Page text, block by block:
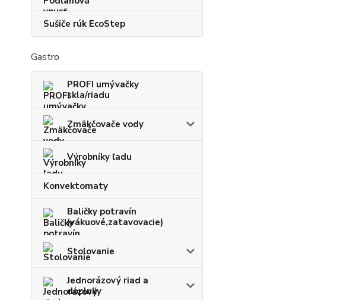
Sušiče rúk EcoStep
Gastro
PROFI umývačky
skla/riadu
Zmäkčovače vody
Výrobníky ľadu
Konvektomaty
Baličky potravín
(vákuové,zatavovacie)
Stolovanie
Jednorázový riad a
doplnky